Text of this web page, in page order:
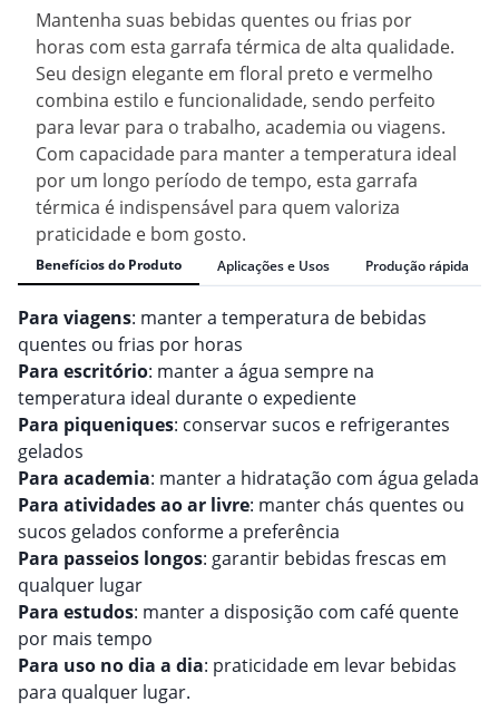
Mantenha suas bebidas quentes ou frias por
horas com esta garrafa térmica de alta qualidade.
Seu design elegante em floral preto e vermelho
combina estilo e funcionalidade, sendo perfeito
para levar para o trabalho, academia ou viagens.
Com capacidade para manter a temperatura ideal
por um longo período de tempo, esta garrafa
térmica é indispensável para quem valoriza
praticidade e bom gosto.
Benefícios do Produto Aplicações e Usos Produção rápida
Para viagens: manter a temperatura de bebidas
quentes ou frias por horas
Para escritório: manter a água sempre na
temperatura ideal durante o expediente
Para piqueniques: conservar sucos e refrigerantes
gelados
Para academia: manter a hidratação com água gelada
Para atividades ao ar livre: manter chás quentes ou
sucos gelados conforme a preferência
Para passeios longos: garantir bebidas frescas em
qualquer lugar
Para estudos: manter a disposição com café quente
por mais tempo
Para uso no dia a dia: praticidade em levar bebidas
para qualquer lugar.